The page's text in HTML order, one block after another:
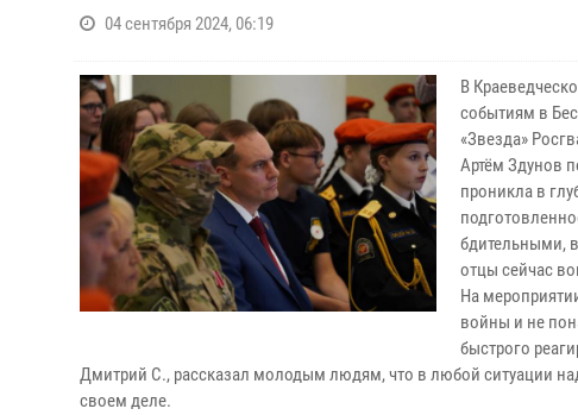
04 сентября 2024, 06:19
В
событиям в
«Звезда»
Артём Здунов
проникла в
бдительными,
отцы сейчас
На
войны и не
быстрого
Дмитрий С., рассказал молодым людям, что в любой ситуации
своем деле.